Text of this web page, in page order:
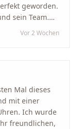
geworden.
sein Team.
Mal
Herzen liegen.
ist hier genau
Vor 2 Wochen
Mal dieses
mit einer
Ich wurde
freundlichen,